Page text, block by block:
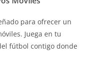
para ofrecer un
Juega en tu
fútbol contigo donde